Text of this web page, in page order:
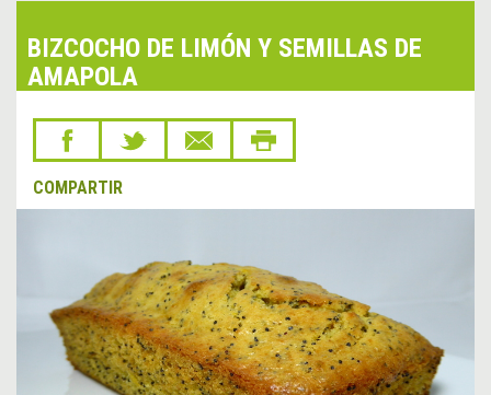
BIZCOCHO DE LIMÓN Y SEMILLAS DE
AMAPOLA
COMPARTIR